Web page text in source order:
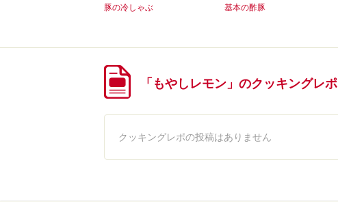
豚の冷しゃぶ 基本の酢豚
「もやしレモン」のクッキングレポ
クッキングレポの投稿はありません